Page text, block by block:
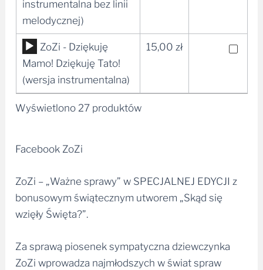
dźwiękowych
instrumentalna bez linii
melodycznej)
Odtwarzacz
plików
dźwiękowych
ZoZi - Dziękuję
Mamo! Dziękuję Tato!
(wersja instrumentalna)
15,00 zł
Wyświetlono 27 produktów
Facebook ZoZi
ZoZi – „Ważne sprawy” w SPECJALNEJ EDYCJI z
bonusowym świątecznym utworem „Skąd się
wzięły Święta?”.
Za sprawą piosenek sympatyczna dziewczynka
ZoZi wprowadza najmłodszych w świat spraw